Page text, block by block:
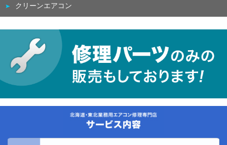
クリーンエアコン